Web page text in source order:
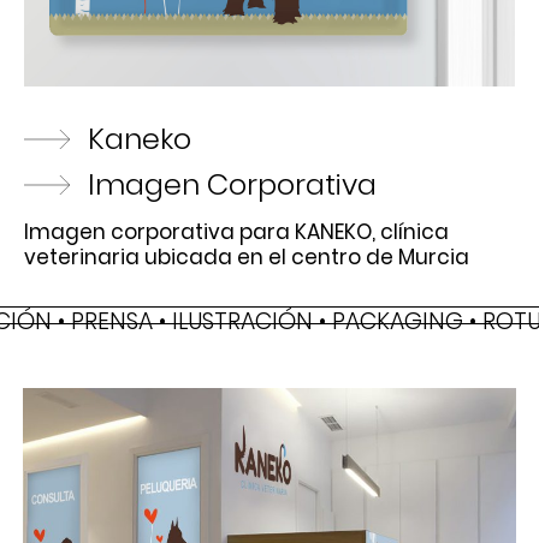
Kaneko
Imagen Corporativa
Imagen corporativa para KANEKO, clínica
veterinaria ubicada en el centro de Murcia
• PRENSA • ILUSTRACIÓN • PACKAGING •